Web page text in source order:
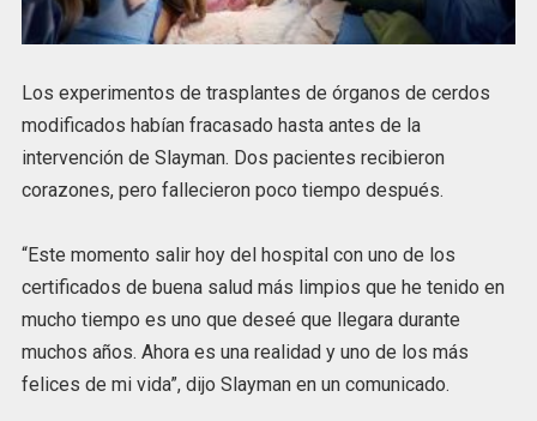
Los experimentos de trasplantes de órganos de cerdos
modificados habían fracasado hasta antes de la
intervención de Slayman. Dos pacientes recibieron
corazones, pero fallecieron poco tiempo después.
“Este momento salir hoy del hospital con uno de los
certificados de buena salud más limpios que he tenido en
mucho tiempo es uno que deseé que llegara durante
muchos años. Ahora es una realidad y uno de los más
felices de mi vida”, dijo Slayman en un comunicado.